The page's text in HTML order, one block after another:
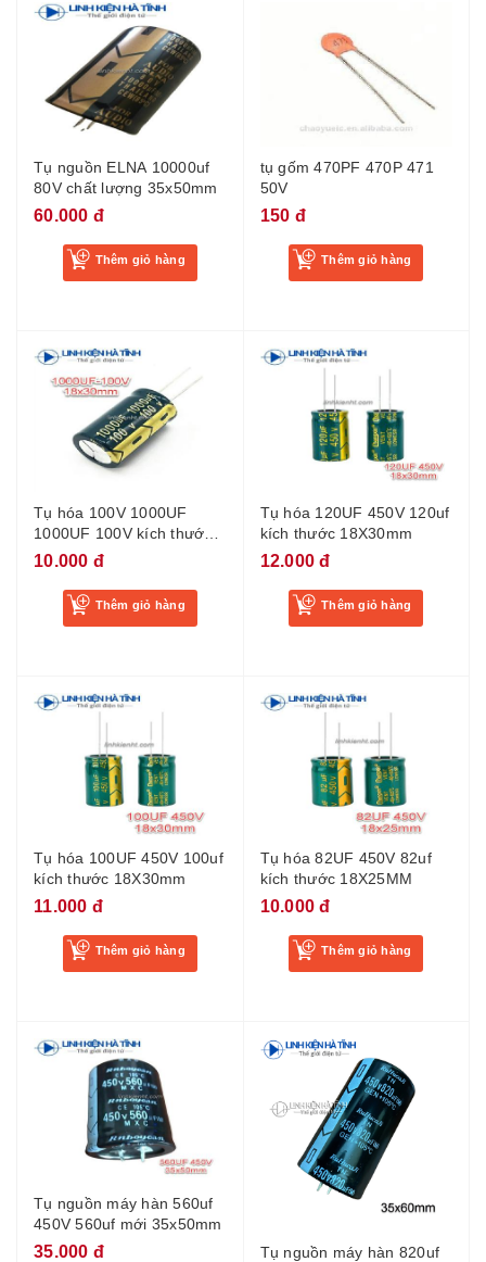
Tụ nguồn ELNA 10000uf
80V chất lượng 35x50mm
60.000 đ
Thêm giỏ hàng
tụ gốm 470PF 470P 471
50V
150 đ
Thêm giỏ hàng
Tụ hóa 100V 1000UF
1000UF 100V kích thước
18x30mm - BI6
10.000 đ
Thêm giỏ hàng
Tụ hóa 120UF 450V 120uf
kích thước 18X30mm
12.000 đ
Thêm giỏ hàng
Tụ hóa 100UF 450V 100uf
kích thước 18X30mm
11.000 đ
Thêm giỏ hàng
Tụ hóa 82UF 450V 82uf
kích thước 18X25MM
10.000 đ
Thêm giỏ hàng
Tụ nguồn máy hàn 560uf
450V 560uf mới 35x50mm
35.000 đ
Tụ nguồn máy hàn 820uf